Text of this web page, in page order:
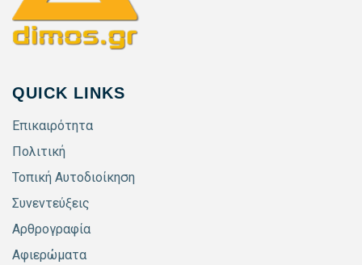
QUICK LINKS
Επικαιρότητα
Πολιτική
Τοπική Αυτοδιοίκηση
Συνεντεύξεις
Αρθρογραφία
Αφιερώματα